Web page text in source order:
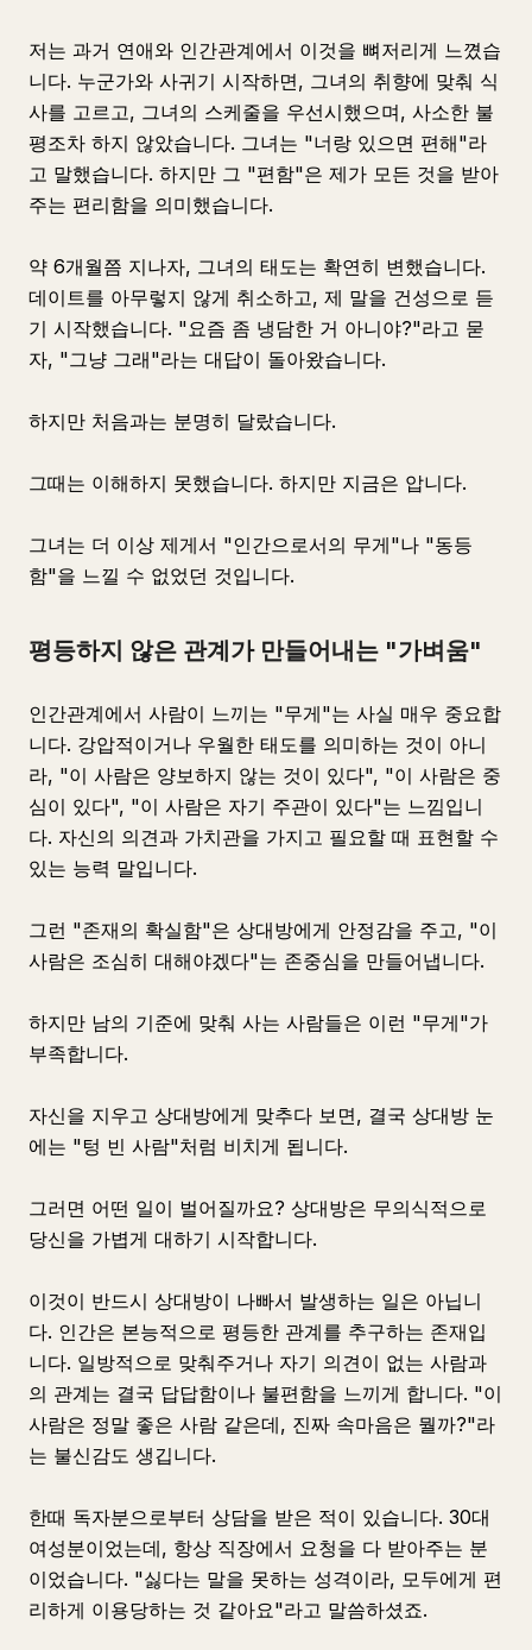
저는 과거 연애와 인간관계에서 이것을 뼈저리게 느꼈습
니다. 누군가와 사귀기 시작하면, 그녀의 취향에 맞춰 식
사를 고르고, 그녀의 스케줄을 우선시했으며, 사소한 불
평조차 하지 않았습니다. 그녀는 "너랑 있으면 편해"라
고 말했습니다. 하지만 그 "편함"은 제가 모든 것을 받아
주는 편리함을 의미했습니다.
약 6개월쯤 지나자, 그녀의 태도는 확연히 변했습니다.
데이트를 아무렇지 않게 취소하고, 제 말을 건성으로 듣
기 시작했습니다. "요즘 좀 냉담한 거 아니야?"라고 묻
자, "그냥 그래"라는 대답이 돌아왔습니다.
하지만 처음과는 분명히 달랐습니다.
그때는 이해하지 못했습니다. 하지만 지금은 압니다.
그녀는 더 이상 제게서 "인간으로서의 무게"나 "동등
함"을 느낄 수 없었던 것입니다.
평등하지 않은 관계가 만들어내는 "가벼움"
인간관계에서 사람이 느끼는 "무게"는 사실 매우 중요합
니다. 강압적이거나 우월한 태도를 의미하는 것이 아니
라, "이 사람은 양보하지 않는 것이 있다", "이 사람은 중
심이 있다", "이 사람은 자기 주관이 있다"는 느낌입니
다. 자신의 의견과 가치관을 가지고 필요할 때 표현할 수
있는 능력 말입니다.
그런 "존재의 확실함"은 상대방에게 안정감을 주고, "이
사람은 조심히 대해야겠다"는 존중심을 만들어냅니다.
하지만 남의 기준에 맞춰 사는 사람들은 이런 "무게"가
부족합니다.
자신을 지우고 상대방에게 맞추다 보면, 결국 상대방 눈
에는 "텅 빈 사람"처럼 비치게 됩니다.
그러면 어떤 일이 벌어질까요? 상대방은 무의식적으로
당신을 가볍게 대하기 시작합니다.
이것이 반드시 상대방이 나빠서 발생하는 일은 아닙니
다. 인간은 본능적으로 평등한 관계를 추구하는 존재입
니다. 일방적으로 맞춰주거나 자기 의견이 없는 사람과
의 관계는 결국 답답함이나 불편함을 느끼게 합니다. "이
사람은 정말 좋은 사람 같은데, 진짜 속마음은 뭘까?"라
는 불신감도 생깁니다.
한때 독자분으로부터 상담을 받은 적이 있습니다. 30대
여성분이었는데, 항상 직장에서 요청을 다 받아주는 분
이었습니다. "싫다는 말을 못하는 성격이라, 모두에게 편
리하게 이용당하는 것 같아요"라고 말씀하셨죠.